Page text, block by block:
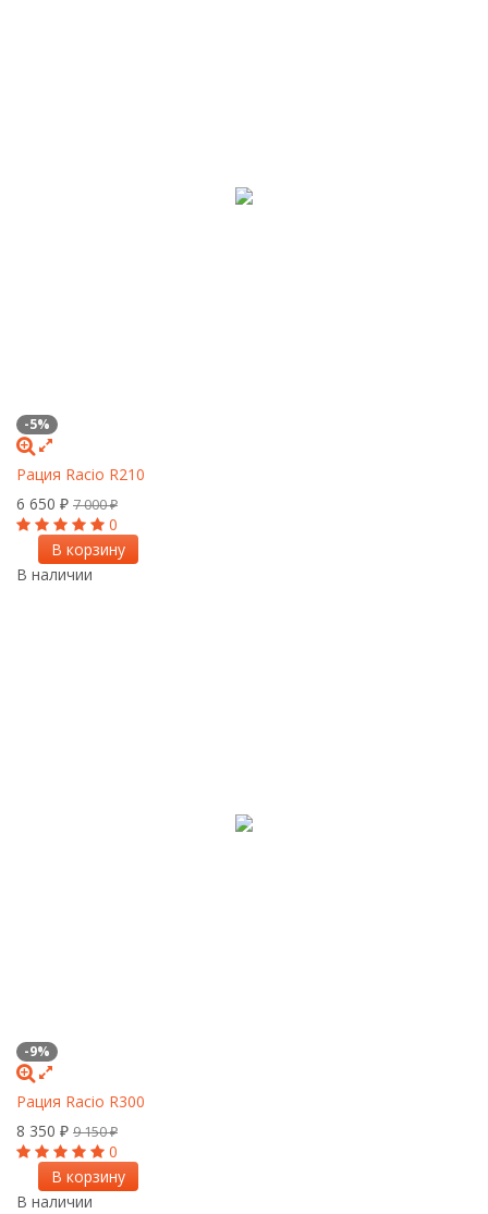
-5%
Рация Racio R210
6 650 ₽ 7 000₽
0
В корзину
В наличии
-9%
Рация Racio R300
8 350 ₽ 9 150₽
0
В корзину
В наличии